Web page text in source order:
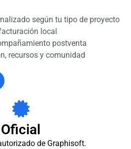
según tu tipo de proyecto
local
postventa
recursos y comunidad
Oficial
de Graphisoft.